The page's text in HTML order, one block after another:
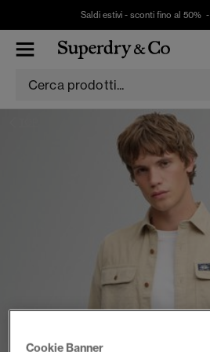
Saldi estivi - sconti fino al 50% -
Cookie Banner